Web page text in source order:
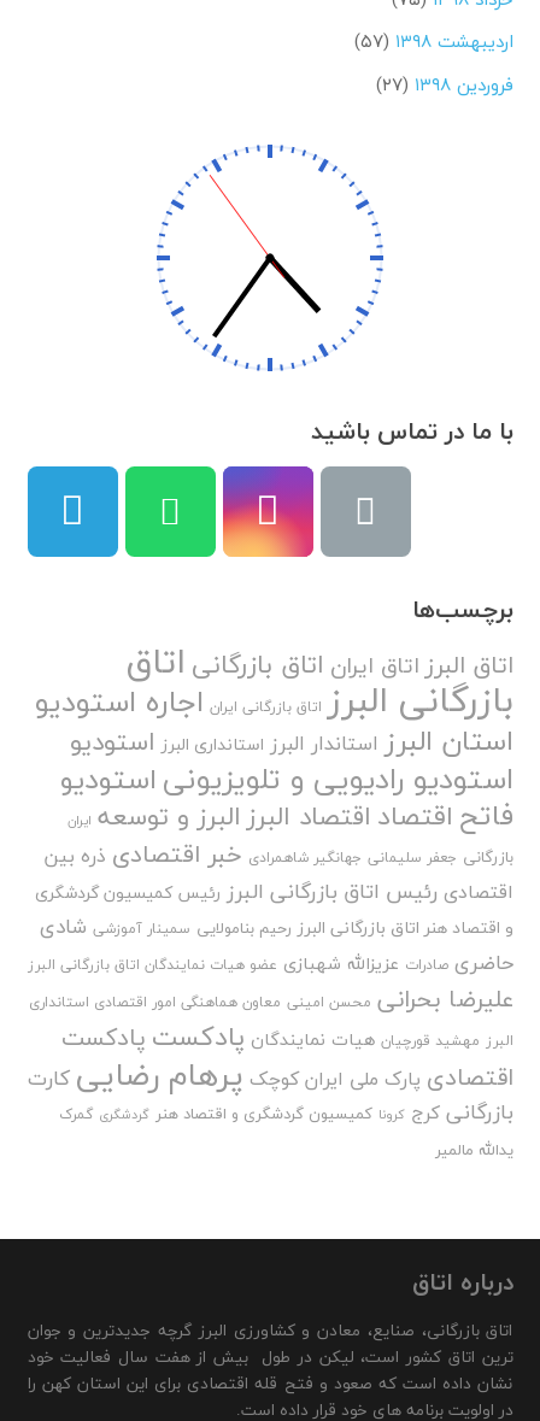
اردیبهشت ۱۳۹۸
(۵۷)
فروردین ۱۳۹۸
(۲۷)
با ما در تماس باشید
برچسب‌ها
اتاق البرزاتاق ایران اتاق بازرگانی اتاق
بازرگانی البرز اتاق بازرگانی ایران اجاره استودیو
استان البرز استاندار البرز استانداری البرز استودیو
استودیو رادیویی و تلویزیونیاستودیو
فاتح اقتصاد اقتصاد البرزالبرز و توسعه ایران
بازرگانی جعفر سلیمانی جهانگیر شاهمرادی خبر اقتصادی ذره بین
اقتصادی رئیس اتاق بازرگانی البرز رئیس کمیسیون گردشگری
و اقتصاد هنر اتاق بازرگانی البرز رحیم بنامولایی سمینار آموزشی شادی
حاضری صادرات عزیزالله شهبازی عضو هیات نمایندگان اتاق بازرگانی البرز
علیرضا بحرانی محسن امینی معاون هماهنگی امور اقتصادی استانداری
البرز مهشید قورچیان هیات نمایندگان پادکست پادکست
اقتصادی پارک ملی ایران کوچک پرهام رضایی کارت
بازرگانی کرج کرونا کمیسیون گردشگری و اقتصاد هنر گردشگری گمرک
یدالله مالمیر
درباره اتاق
اتاق بازرگانی، صنایع، معادن و کشاورزی البرز گرچه جدیدترین و جوان
ترین اتاق کشور است، لیکن در طول بیش از هفت سال فعالیت خود
نشان داده است که صعود و فتح قله اقتصادی برای این استان کهن را
در اولویت برنامه های خود قرار داده است.